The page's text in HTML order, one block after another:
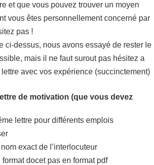
et que vous pouvez trouver un moyen
vous êtes personnellement concerné par
pas !
ci-dessus, nous avons essayé de rester le
mais il ne faut surout pas hésitez a
avec vos expérience (succinctement)
de motivation (que vous devez
lettre pour différents emplois
exact de l’interlocuteur
docet pas en format pdf